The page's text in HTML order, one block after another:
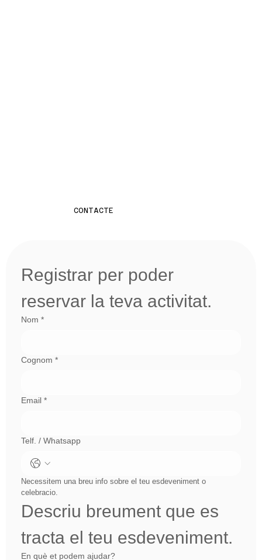
Registrar per poder
reservar la teva activitat.
Nom *
Cognom *
Email *
Telf. / Whatsapp
Necessitem una breu info sobre el teu esdeveniment o
celebracio.
Descriu breument que es
tracta el teu esdeveniment.
En què et podem ajudar?
CONTACTE